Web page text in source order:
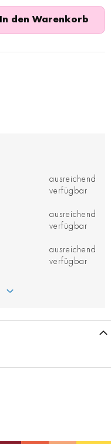
In den Warenkorb
ausreichend
verfügbar
ausreichend
verfügbar
ausreichend
verfügbar